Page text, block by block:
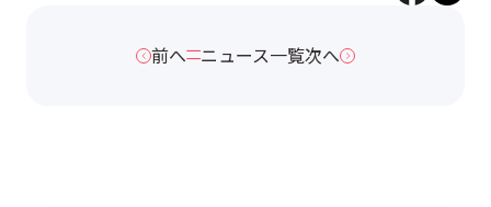
前へ ニュース一覧次へ